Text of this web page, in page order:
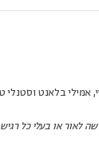
אמילי בלאנט וסטנלי